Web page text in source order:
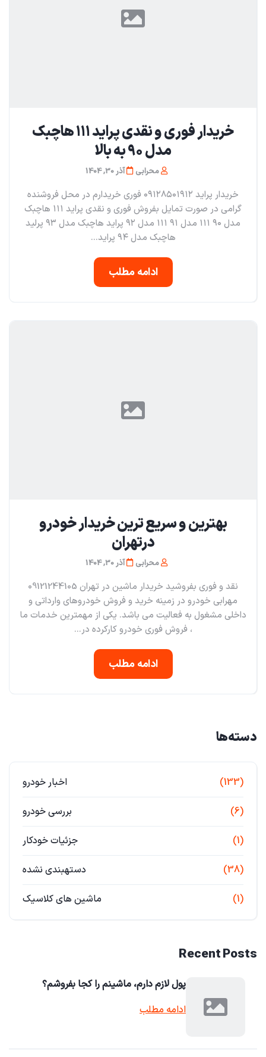
خریدار فوری و نقدی پراید ۱۱۱ هاچبک
مدل ۹۰ به بالا
محرابی آذر 30, 1404
خریدار پراید ۰۹۱۲۸۵۰۱۹۱۲ فوری خریدارم در محل فروشنده
گرامی در صورت تمایل بفروش فوری و نقدی پراید ۱۱۱ هاچبک
مدل ۹۰ ۱۱۱ مدل ۹۱ ۱۱۱ مدل ۹۲ پراید هاچبک مدل ۹۳ پرلید
هاچبک مدل ۹۴ پراید...
ادامه مطلب
بهترین و سریع ترین خریدار خودرو
در‌تهران
محرابی آذر 30, 1404
نقد و فوری بفروشید خریدار ماشین در تهران 09121244105
مهرابی خودرو در زمینه خرید و فروش خودروهای وارداتی و
داخلی مشغول به فعالیت می باشد. یکی از مهمترین خدمات ما
، فروش فوری خودرو کارکرده در...
ادامه مطلب
دسته‌ها
اخبار خودرو (133)
بررسی خودرو (6)
جزئیات خودکار (1)
دستهبندی نشده (38)
ماشین های کلاسیک (1)
Recent Posts
پول لازم دارم، ماشینم را کجا بفروشم؟
ادامه مطلب